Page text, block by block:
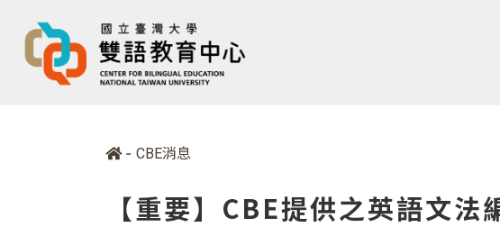
- CBE消息
【重要】CBE提供之英語文